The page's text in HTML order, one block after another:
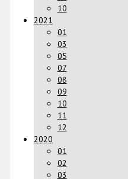
10
2021
01
03
05
07
08
09
10
11
12
2020
01
02
03